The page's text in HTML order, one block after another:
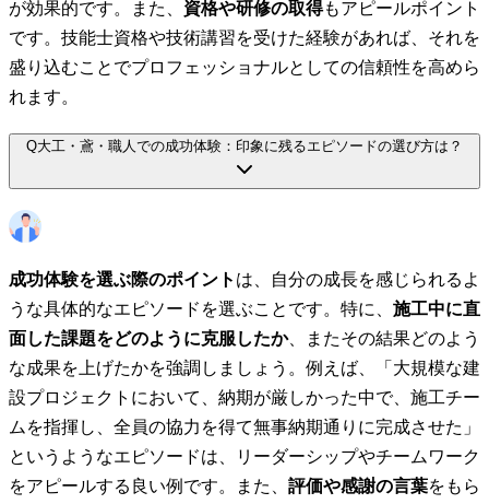
が効果的です。また、 資格や研修の取得もアピールポイント
です。技能士資格や技術講習を受けた経験があれば、それを
盛り込むことでプロフェッショナルとしての信頼性を高めら
れます。
Q大工・鳶・職人での成功体験：印象に残るエピソードの選び方は？
成功体験を選ぶ際のポイント は、自分の成長を感じられるよ
うな具体的なエピソードを選ぶことです。特に、 施工中に直
面した課題をどのように克服したか、またその結果どのよう
な成果を上げたかを強調しましょう。例えば、「大規模な建
設プロジェクトにおいて、納期が厳しかった中で、施工チー
ムを指揮し、全員の協力を得て無事納期通りに完成させた」
というようなエピソードは、リーダーシップやチームワーク
をアピールする良い例です。また、 評価や感謝の言葉をもら